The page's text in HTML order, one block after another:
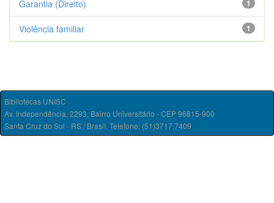
1
Garantia (Direito)
1
Violência familiar
Bibliotecas UNISC
Av. Independência, 2293, Bairro Universitário - CEP 96815-900
Santa Cruz do Sul - RS / Brasil. Telefone: (51)3717.7409